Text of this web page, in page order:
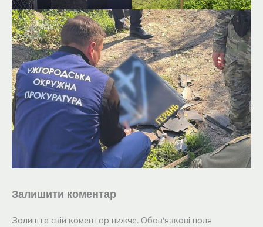
Залишити коментар
Залиште свій коментар нижче. Обов'язкові поля